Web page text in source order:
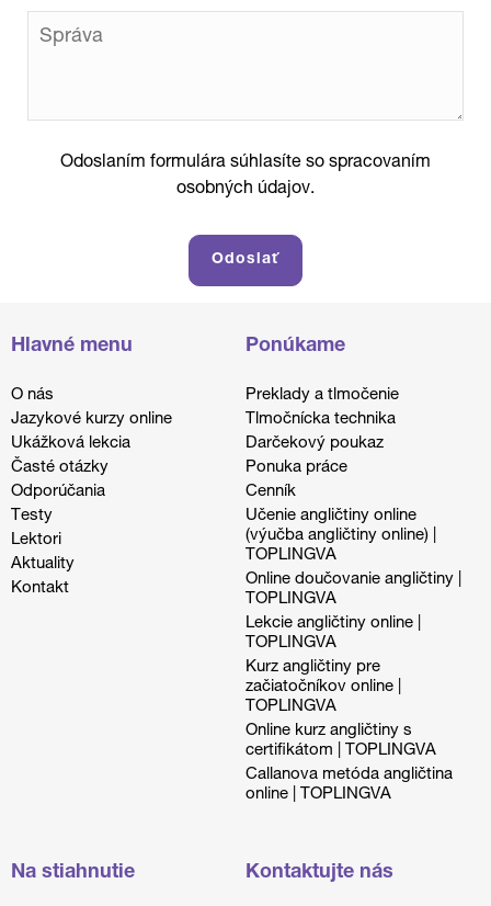
Odoslaním formulára súhlasíte so spracovaním
osobných údajov.
Hlavné menu
O nás
Jazykové kurzy online
Ukážková lekcia
Časté otázky
Odporúčania
Testy
Lektori
Aktuality
Kontakt
Ponúkame
Preklady a tlmočenie
Tlmočnícka technika
Darčekový poukaz
Ponuka práce
Cenník
Učenie angličtiny online
(výučba angličtiny online) |
TOPLINGVA
Online doučovanie angličtiny |
TOPLINGVA
Lekcie angličtiny online |
TOPLINGVA
Kurz angličtiny pre
začiatočníkov online |
TOPLINGVA
Online kurz angličtiny s
certifikátom | TOPLINGVA
Callanova metóda angličtina
online | TOPLINGVA
Na stiahnutie Kontaktujte nás